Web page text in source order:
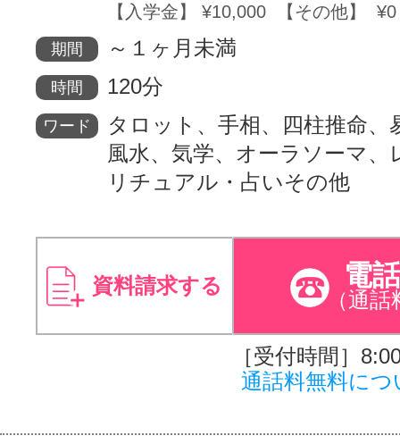
【入学金】 ¥10,000 【その他】 ¥0
期間 ～１ヶ月未満
時間 120分
ワード
タロット、手相、四柱推命、
風水、気学、オーラソーマ、
リチュアル・占いその他
資料請求する 電
（通話
［受付時間］
通話料無料につ